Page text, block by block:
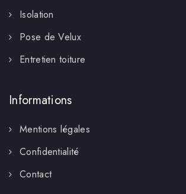
Isolation
Pose de Velux
Entretien toiture
Informations
Mentions légales
Confidentialité
Contact